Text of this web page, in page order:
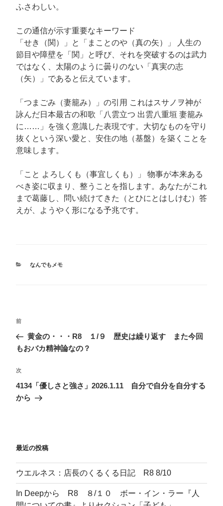
ふさわしい。
この通信が示す重要なキーワード
「せき（関）」と「まことのや（真の矢）」 人生の
節目や障壁を「関」と呼び、それを突破するのは武力
ではなく、太陽のように曇りのない「真実の志
（矢）」であると伝えています。
「つまごみ（妻籠み）」の引用 これはスサノヲ神が
詠んだ日本最古の和歌「八雲立つ 出雲八重垣 妻籠み
に……」を強く意識した表現です。大切なものを守り
抜くという深い愛と、安住の地（基盤）を築くことを
意味します。
「こと よろしくも（事宜しくも）」 物事が本来ある
べき姿に収まり、整うことを指します。あなたがこれ
まで葛藤し、問い続けてきた（とひにとはしけむ）答
えが、ようやく形になる予兆です。
カ
なんでもメモ
投
ナ
ゲ
ー
シ
前
の
投
前
黄金の・・・R8 １/９ 歴史は繰り返す また今回
もおバカ精神論なの？
次
の
投
次
4134「優しさと強さ」2026.1.11 自分で自分を自分する
から
最近の投稿
ウエルネス：店長のくるくる日記 R8 8/10
In Deepから R8 ８/１０ ボー・イン・ラー『人